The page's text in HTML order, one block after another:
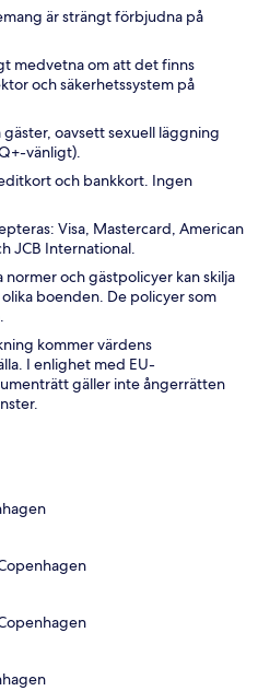
är strängt förbjudna på
medvetna om att det finns
och säkerhetssystem på
oavsett sexuell läggning
vänligt).
och bankkort. Ingen
Visa, Mastercard, American
JCB International.
och gästpolicyer kan skilja
boenden. De policyer som
kommer värdens
I enlighet med EU-
gäller inte ångerrätten